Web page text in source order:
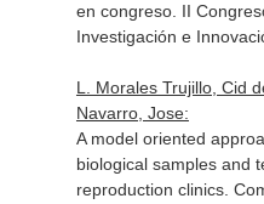
en congreso. II
Investigación e
L. Morales Trujillo, Cid
Navarro, Jose:
A model oriented
biological samples and
reproduction clinics.